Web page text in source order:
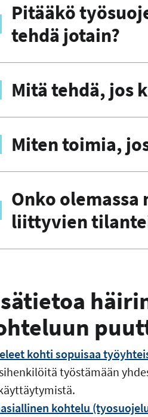
Pitääkö
tehdä jotain?
Mitä tehdä, jos
Miten toimia,
Onko
liittyvien
kohti sopuisaa
työstämään
kohtelu